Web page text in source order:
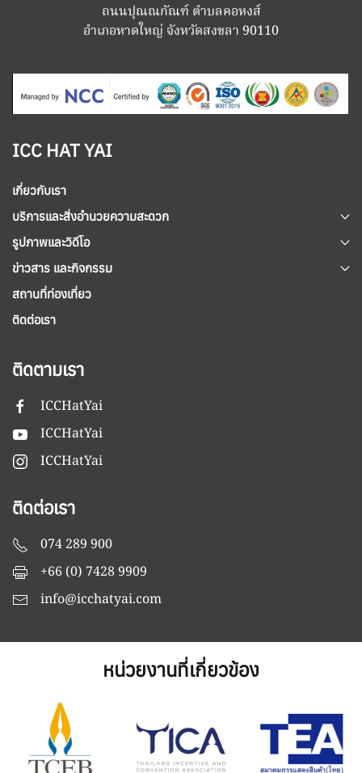
ถนนปุณณกัณฑ์ ตำบลคอหงส์
อำเภอหาดใหญ่ จังหวัดสงขลา 90110
ICC HAT YAI
เกี่ยวกับเรา
บริการและสิ่งอำนวยความสะดวก
รูปภาพและวิดีโอ
ข่าวสาร และกิจกรรม
สถานที่ท่องเที่ยว
ติดต่อเรา
ติดตามเรา
ICCHatYai
ICCHatYai
ICCHatYai
ติดต่อเรา
074 289 900
+66 (0) 7428 9909
info@icchatyai.com
หน่วยงานที่เกี่ยวข้อง